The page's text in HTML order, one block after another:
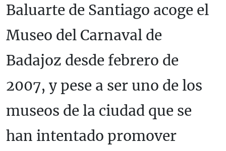
Baluarte de Santiago acoge el
Museo del Carnaval de
Badajoz desde febrero de
2007, y pese a ser uno de los
museos de la ciudad que se
han intentado promover